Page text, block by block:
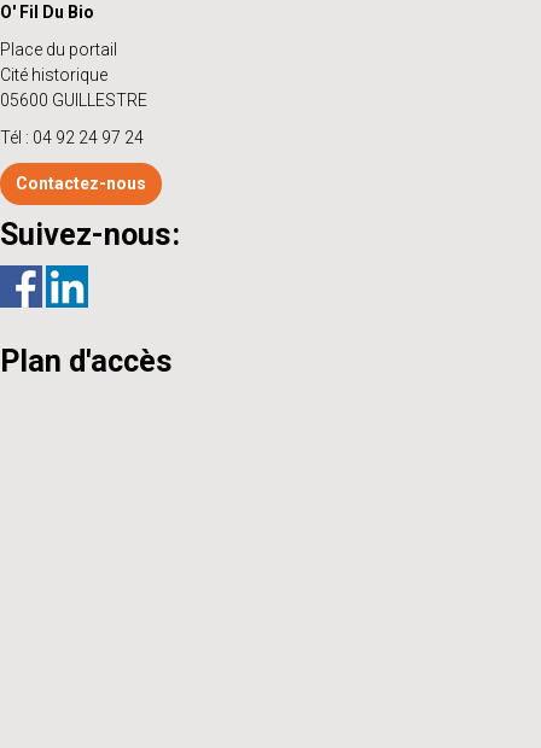
O' Fil Du Bio
Place du portail
Cité historique
05600 GUILLESTRE
Tél : 04 92 24 97 24
Contactez-nous
Suivez-nous:
Plan d'accès